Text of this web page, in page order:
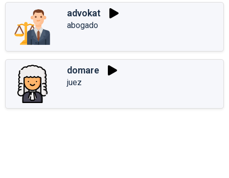
advokat
abogado
domare
juez